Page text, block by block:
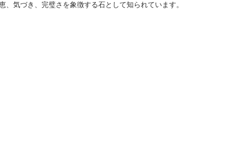
気づき、完璧さを象徴する石として知られています。